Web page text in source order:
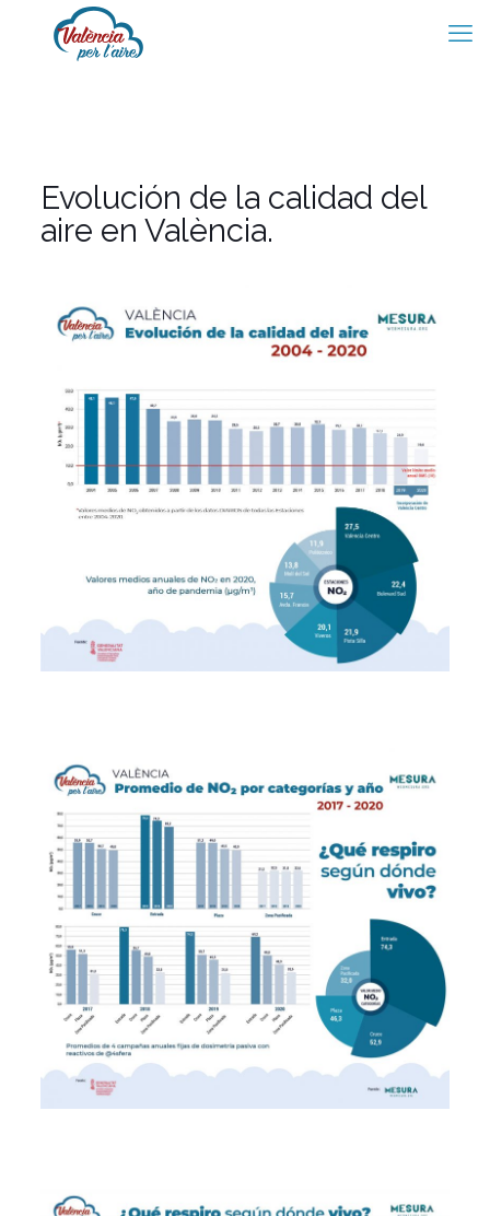
Evolución de la calidad del
aire en València.